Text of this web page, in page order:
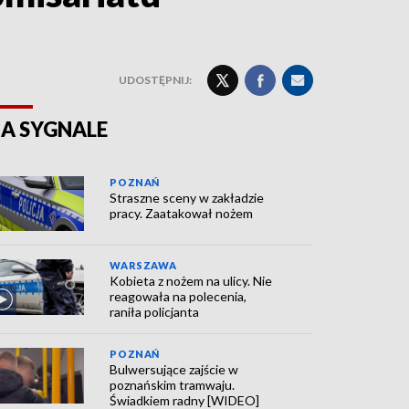
UDOSTĘPNIJ:
SYGNALE
POZNAŃ
Straszne sceny w zakładzie
pracy. Zaatakował nożem
WARSZAWA
Kobieta z nożem na ulicy. Nie
reagowała na polecenia,
raniła policjanta
POZNAŃ
Bulwersujące zajście w
poznańskim tramwaju.
Świadkiem radny [WIDEO]